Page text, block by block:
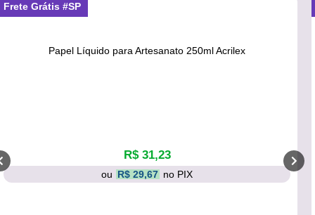
Papel Líquido para Artesanato 250ml Acrilex
R$ 31,23
ou R$ 29,67 no PIX
Frete Grátis #SP